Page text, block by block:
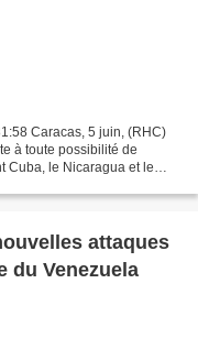
Caracas, 5 juin, (RHC)
à toute possibilité de
Cuba, le Nicaragua et le
attaques
du Venezuela